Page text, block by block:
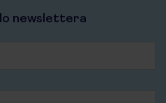
newslettera